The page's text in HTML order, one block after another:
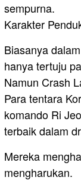
sempurna.
Karakter
Biasanya
hanya tertuju
Namun Crash
Para tentara
komando Ri
terbaik dalam
Mereka
mengharukan.